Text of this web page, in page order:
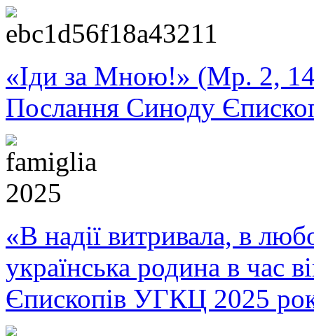
«Іди за Мною!» (Мр. 2,
Послання Синоду
«В надії витривала, в
українська родина в час
Єпископів УГКЦ 2025